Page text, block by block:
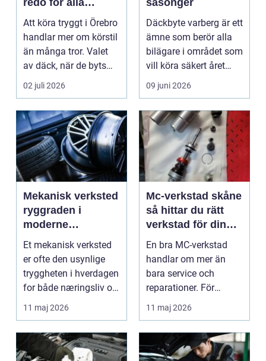
årstider
Att köra tryggt i Örebro
handlar mer om körstil
än många tror. Valet
av däck, när de byts
och hur de...
02 juli 2026
Däckbyte varberg är ett
ämne som berör alla
bilägare i området som
vill köra säkert året
om. När väd...
09 juni 2026
Mekanisk verksted
ryggraden i
moderne
maskinpark
Et mekanisk verksted
er ofte den usynlige
tryggheten i hverdagen
for både næringsliv og
privatperson...
11 maj 2026
Mc-verkstad skåne
så hittar du rätt
verkstad för din
motorcykel
En bra MC-verkstad
handlar om mer än
bara service och
reparationer. För
många förare i Skåne
är verk...
11 maj 2026